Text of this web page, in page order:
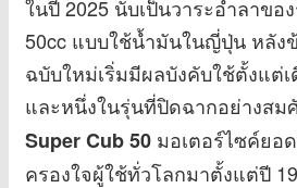
ในปี 2025 นับเป็นวาระอำลาขอ
50cc แบบใช้น้ำมันในญี่ปุ่น หลัง
ฉบับใหม่เริ่มมีผลบังคับใช้ตั้งแต่
และหนึ่งในรุ่นที่ปิดฉากอย่างสม
Super Cub 50 มอเตอร์ไซค์ยอ
ครองใจผู้ใช้ทั่วโลกมาตั้งแต่ปี